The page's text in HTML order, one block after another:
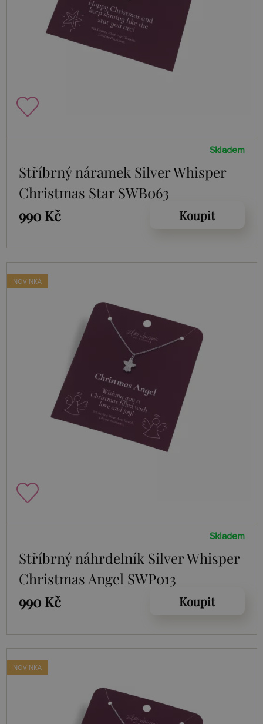
Skladem
Stříbrný náramek Silver Whisper
Christmas Star SWB063
990 Kč
Koupit
NOVINKA
Skladem
Stříbrný náhrdelník Silver Whisper
Christmas Angel SWP013
990 Kč
Koupit
NOVINKA